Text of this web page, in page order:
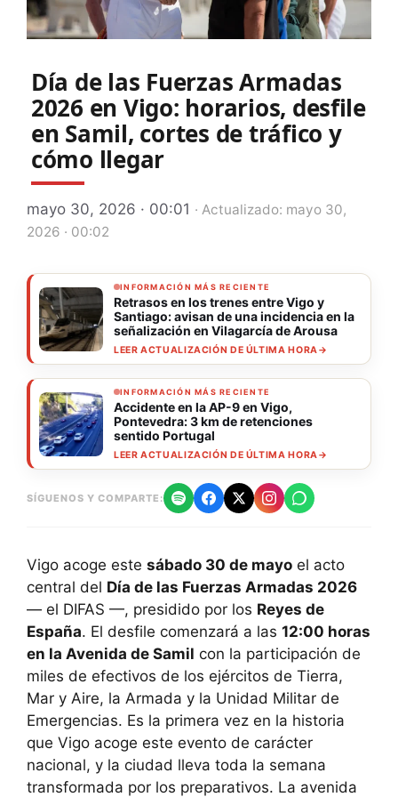
Día de las Fuerzas Armadas
2026 en Vigo: horarios, desfile
en Samil, cortes de tráfico y
cómo llegar
mayo 30, 2026 · 00:01 · Actualizado: mayo 30,
2026 · 00:02
INFORMACIÓN MÁS RECIENTE
Retrasos en los trenes entre Vigo y
Santiago: avisan de una incidencia en la
señalización en Vilagarcía de Arousa
LEER ACTUALIZACIÓN DE ÚLTIMA HORA→
INFORMACIÓN MÁS RECIENTE
Accidente en la AP-9 en Vigo,
Pontevedra: 3 km de retenciones
sentido Portugal
LEER ACTUALIZACIÓN DE ÚLTIMA HORA→
SÍGUENOS Y COMPARTE:
Vigo acoge este sábado 30 de mayo el acto
central del Día de las Fuerzas Armadas 2026
— el DIFAS —, presidido por los Reyes de
España. El desfile comenzará a las 12:00 horas
en la Avenida de Samil con la participación de
miles de efectivos de los ejércitos de Tierra,
Mar y Aire, la Armada y la Unidad Militar de
Emergencias. Es la primera vez en la historia
que Vigo acoge este evento de carácter
nacional, y la ciudad lleva toda la semana
transformada por los preparativos. La avenida